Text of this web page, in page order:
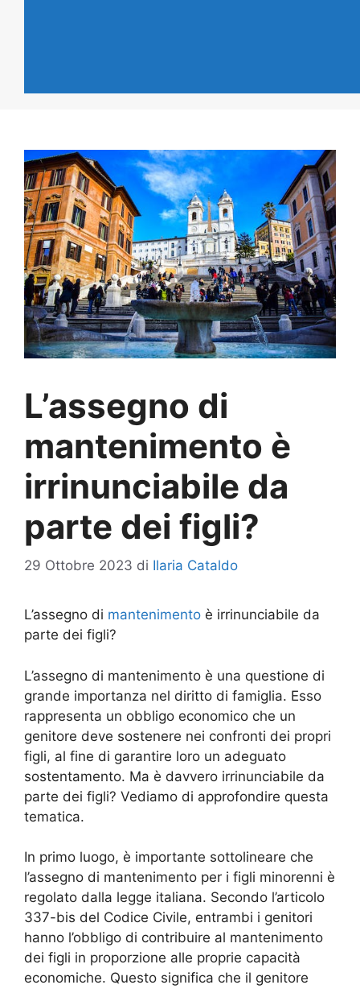
L’assegno di
mantenimento è
irrinunciabile da
parte dei figli?
29 Ottobre 2023 di Ilaria Cataldo
L’assegno di mantenimento è irrinunciabile da
parte dei figli?
L’assegno di mantenimento è una questione di
grande importanza nel diritto di famiglia. Esso
rappresenta un obbligo economico che un
genitore deve sostenere nei confronti dei propri
figli, al fine di garantire loro un adeguato
sostentamento. Ma è davvero irrinunciabile da
parte dei figli? Vediamo di approfondire questa
tematica.
In primo luogo, è importante sottolineare che
l’assegno di mantenimento per i figli minorenni è
regolato dalla legge italiana. Secondo l’articolo
337-bis del Codice Civile, entrambi i genitori
hanno l’obbligo di contribuire al mantenimento
dei figli in proporzione alle proprie capacità
economiche. Questo significa che il genitore